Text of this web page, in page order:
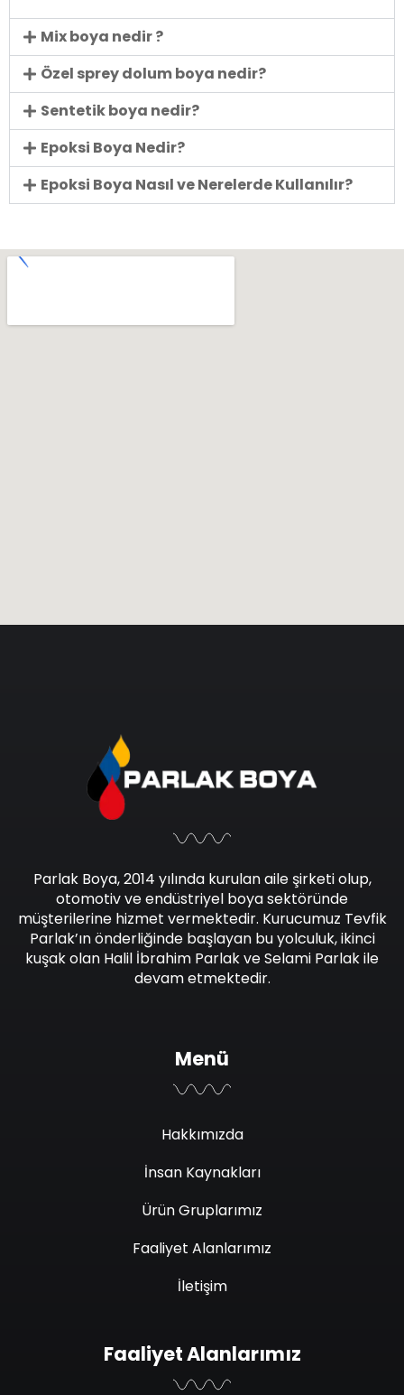
Mix boya nedir ?
Özel sprey dolum boya nedir?
Sentetik boya nedir?
Epoksi Boya Nedir?
Epoksi Boya Nasıl ve Nerelerde Kullanılır?
Parlak Boya, 2014 yılında kurulan aile şirketi olup,
otomotiv ve endüstriyel boya sektöründe
müşterilerine hizmet vermektedir. Kurucumuz Tevfik
Parlak’ın önderliğinde başlayan bu yolculuk, ikinci
kuşak olan Halil İbrahim Parlak ve Selami Parlak ile
devam etmektedir.
Menü
Hakkımızda
İnsan Kaynakları
Ürün Gruplarımız
Faaliyet Alanlarımız
İletişim
Faaliyet Alanlarımız